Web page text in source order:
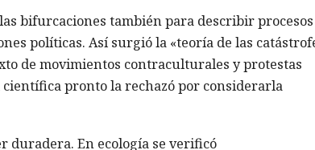
bifurcaciones también para describir procesos
políticas. Así surgió la «teoría de las
de movimientos contraculturales y protestas
pronto la rechazó por considerarla
duradera. En ecología se verificó